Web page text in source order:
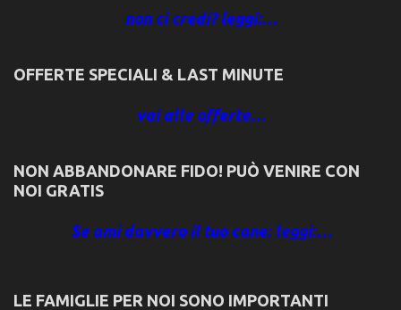
non ci credi? leggi:…
OFFERTE SPECIALI & LAST MINUTE
vai alle offerte…
NON ABBANDONARE FIDO! PUÒ VENIRE CON
NOI GRATIS
Se ami davvero il tuo cane: leggi:…
LE FAMIGLIE PER NOI SONO IMPORTANTI